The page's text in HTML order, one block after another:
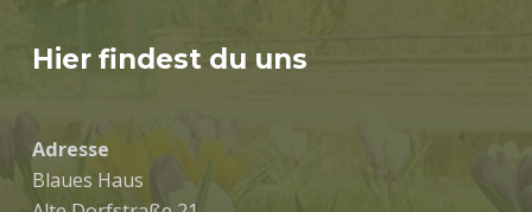
Hier findest du uns
Adresse
Blaues Haus